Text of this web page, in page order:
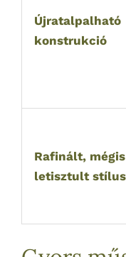
Újratalpalható
konstrukció
Rafinált, mégis
letisztult stílus